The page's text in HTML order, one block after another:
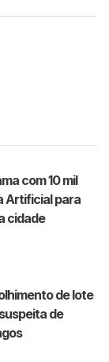
com 10 mil
Artificial para
cidade
de lote
de